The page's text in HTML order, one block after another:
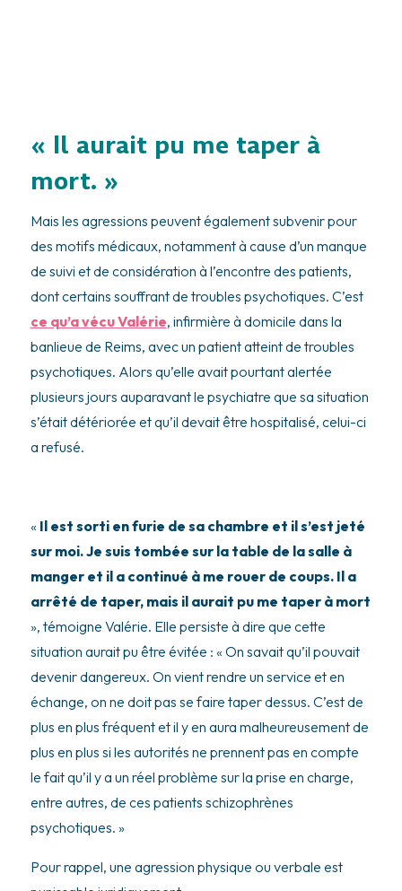
« Il aurait pu me taper à
mort. »
Mais les agressions peuvent également subvenir pour
des motifs médicaux, notamment à cause d’un manque
de suivi et de considération à l’encontre des patients,
dont certains souffrant de troubles psychotiques. C’est
ce qu’a vécu Valérie, infirmière à domicile dans la
banlieue de Reims, avec un patient atteint de troubles
psychotiques. Alors qu’elle avait pourtant alertée
plusieurs jours auparavant le psychiatre que sa situation
s’était détériorée et qu’il devait être hospitalisé, celui-ci
a refusé.
«Il est sorti en furie de sa chambre et il s’est jeté
sur moi. Je suis tombée sur la table de la salle à
manger et il a continué à me rouer de coups. Il a
arrêté de taper, mais il aurait pu me taper à mort
», témoigne Valérie. Elle persiste à dire que cette
situation aurait pu être évitée : « On savait qu’il pouvait
devenir dangereux. On vient rendre un service et en
échange, on ne doit pas se faire taper dessus. C’est de
plus en plus fréquent et il y en aura malheureusement de
plus en plus si les autorités ne prennent pas en compte
le fait qu’il y a un réel problème sur la prise en charge,
entre autres, de ces patients schizophrènes
psychotiques. »
Pour rappel, une agression physique ou verbale est